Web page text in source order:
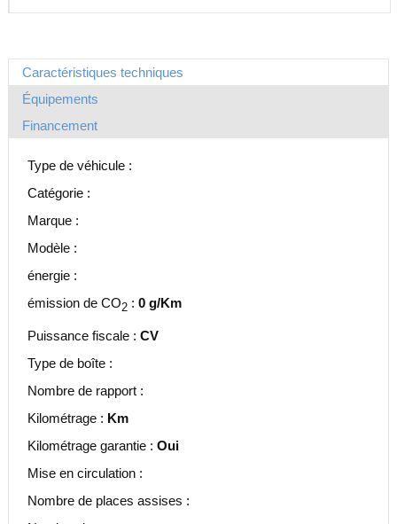
Caractéristiques techniques
Équipements
Financement
Type de véhicule :
Catégorie :
Marque :
Modèle :
énergie :
émission de CO2: 0 g/Km
Puissance fiscale : CV
Type de boîte :
Nombre de rapport :
Kilométrage : Km
Kilométrage garantie : Oui
Mise en circulation :
Nombre de places assises :